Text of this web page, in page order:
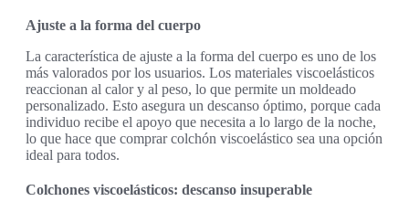
Ajuste a la forma del cuerpo
La característica de ajuste a la forma del cuerpo es uno de los
más valorados por los usuarios. Los materiales viscoelásticos
reaccionan al calor y al peso, lo que permite un moldeado
personalizado. Esto asegura un descanso óptimo, porque cada
individuo recibe el apoyo que necesita a lo largo de la noche,
lo que hace que comprar colchón viscoelástico sea una opción
ideal para todos.
Colchones viscoelásticos: descanso insuperable